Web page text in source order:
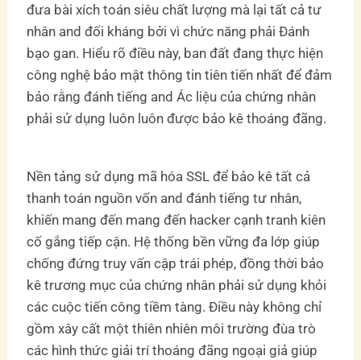
đưa bài xích toán siêu chất lượng mà lại tất cả tư
nhân and đối kháng bởi vì chức năng phải Đánh
bạo gan. Hiểu rõ điều này, ban đất đang thực hiện
công nghệ bảo mật thông tin tiên tiến nhất để đảm
bảo rằng đánh tiếng and Ác liệu của chứng nhân
phải sử dụng luôn luôn được bảo kê thoáng đãng.
Nền tảng sử dụng mã hóa SSL để bảo kê tất cả
thanh toán nguồn vốn and đánh tiếng tư nhân,
khiến mang đến mang đến hacker cạnh tranh kiên
cố gắng tiếp cận. Hệ thống bền vững đa lớp giúp
chống đứng truy vấn cập trái phép, đồng thời bảo
kê trương mục của chứng nhân phải sử dụng khỏi
các cuộc tiến công tiềm tàng. Điều này không chỉ
gồm xây cất một thiên nhiên môi trường đùa trò
các hình thức giải trí thoáng đãng ngoại giả giúp